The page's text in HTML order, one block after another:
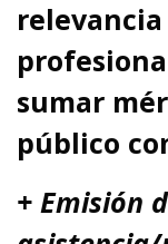
relevancia
sumar
público
+ Emisión